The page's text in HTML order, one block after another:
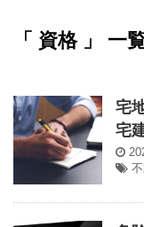
「 資格 」 一
宅
宅